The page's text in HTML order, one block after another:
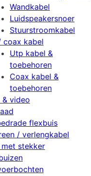
Wandkabel
Luidspeakersnoer
Stuurstroomkabel
coax kabel
Utp kabel &
toebehoren
Coax kabel &
toebehoren
& video
flexbuis
/ verlengkabel
met stekker